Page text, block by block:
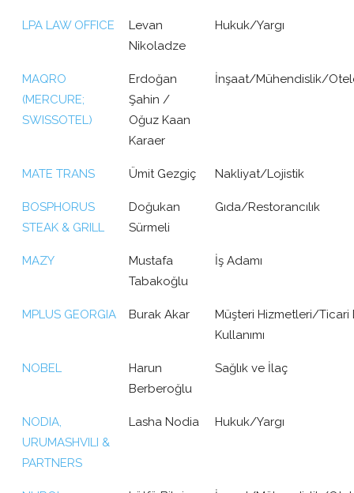
LPA LAW OFFICE
Levan
Nikoladze
Hukuk/Yargı
MAQRO
(MERCURE;
SWISSOTEL)
Erdoğan
Şahin /
Oğuz Kaan
Karaer
İnşaat/Mühendislik/
MATE TRANS Ümit Gezgiç Nakliyat/Lojistik
BOSPHORUS
STEAK & GRILL
Doğukan
Sürmeli
Gıda/Restorancılık
MAZY
Mustafa
Tabakoğlu
İş Adamı
MPLUS GEORGIA Burak Akar
Müşteri Hizmetleri/Ticari
Kullanımı
NOBEL
Harun
Berberoğlu
Sağlık ve İlaç
NODIA,
URUMASHVILI &
PARTNERS
Lasha Nodia Hukuk/Yargı